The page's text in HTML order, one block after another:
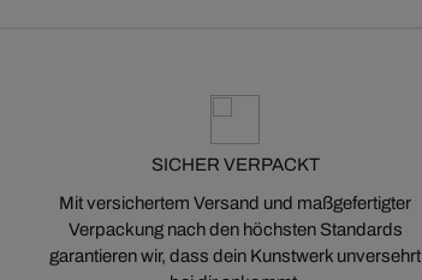
SICHER VERPACKT
Mit versichertem Versand und maßgefertigter
Verpackung nach den höchsten Standards
garantieren wir, dass dein Kunstwerk unversehrt